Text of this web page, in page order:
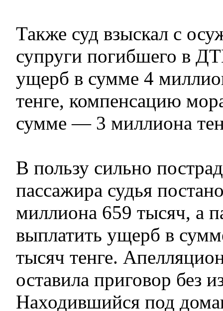
Также суд взыскал с
супруги погибшего в
ущерб в сумме 4
тенге, компенсацию
сумме — 3 миллиона
В пользу сильно
пассажира судья
миллиона 659 тысяч, а
выплатить ущерб в
тысяч тенге.
оставила приговор без
Находившийся под